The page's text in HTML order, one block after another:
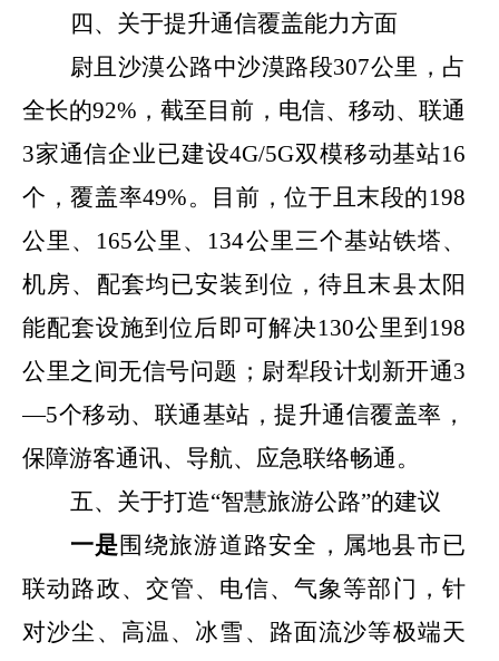
四、关于提升通信覆盖能力方面
尉且沙漠公路中沙漠路段307公里，占
全长的92% ，截至目前，电信、移动、联通
3家通信企业已建设4G/5G双模移动基站16
个，覆盖率49%。目前，位于且末段的198
公里、 165公里、 134公里三个基站铁塔、
机房、配套均已安装到位，待且末县太阳
能配套设施到位后即可解决130公里到 198
公里之间无信号问题；尉犁段计划新开通3
—5个移动、联通基站，提升通信覆盖率，
保障游客通讯、导航、应急联络畅通。
五、关于打造“智慧旅游公路”的建议
一是围绕旅游道路安全，属地县市已
联动路政、交管、电信、气象等部门，针
对沙尘、高温、冰雪、路面流沙等极端天